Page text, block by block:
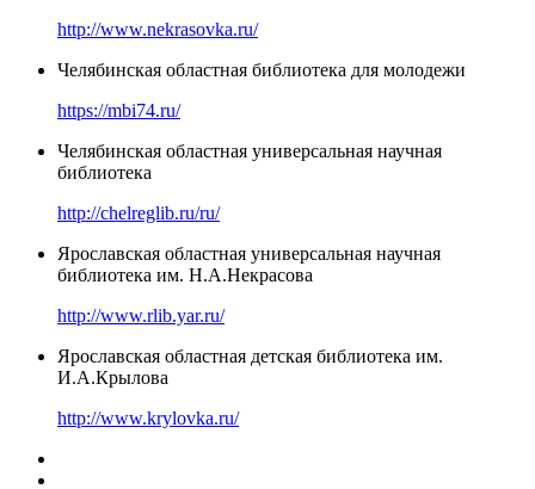
http://www.nekrasovka.ru/
Челябинская областная библиотека для молодежи
https://mbi74.ru/
Челябинская областная универсальная научная
библиотека
http://chelreglib.ru/ru/
Ярославская областная универсальная научная
библиотека им. Н.А.Некрасова
http://www.rlib.yar.ru/
Ярославская областная детская библиотека им.
И.А.Крылова
http://www.krylovka.ru/